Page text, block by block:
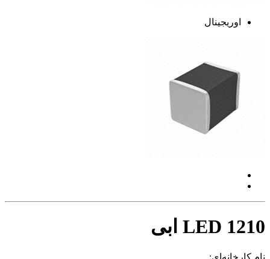
اوریجینال
LED 1210 ابی
نام کارخانه‌ای: